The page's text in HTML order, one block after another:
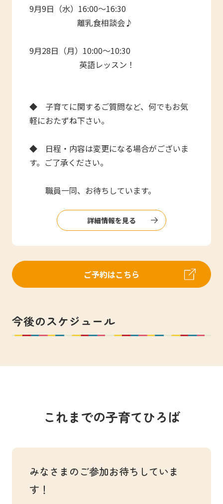
9月9日（水）16:00～16:30
離乳食相談会♪
9月28日（月）10:00～10:30
英語レッスン！
◆ 子育てに関するご質問など、何でもお気
軽におたずね下さい。
◆ 日程・内容は変更になる場合がございま
す。ご了承ください。
職員一同、お待ちしています。
詳細情報を見る
ご予約はこちら
今後のスケジュール
これまでの子育てひろば
みなさまのご参加お待ちしていま
す！